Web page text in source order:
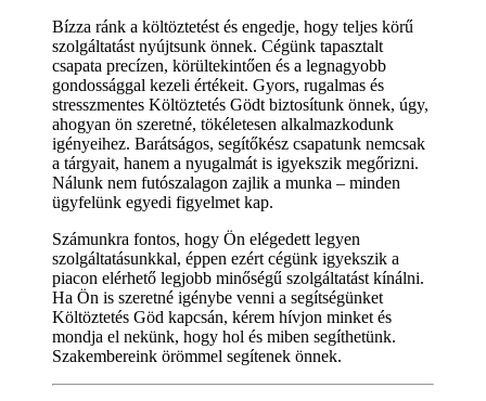
Bízza ránk a költöztetést és engedje, hogy teljes körű
szolgáltatást nyújtsunk önnek. Cégünk tapasztalt
csapata precízen, körültekintően és a legnagyobb
gondossággal kezeli értékeit. Gyors, rugalmas és
stresszmentes Költöztetés Gödt biztosítunk önnek, úgy,
ahogyan ön szeretné, tökéletesen alkalmazkodunk
igényeihez. Barátságos, segítőkész csapatunk nemcsak
a tárgyait, hanem a nyugalmát is igyekszik megőrizni.
Nálunk nem futószalagon zajlik a munka – minden
ügyfelünk egyedi figyelmet kap.
Számunkra fontos, hogy Ön elégedett legyen
szolgáltatásunkkal, éppen ezért cégünk igyekszik a
piacon elérhető legjobb minőségű szolgáltatást kínálni.
Ha Ön is szeretné igénybe venni a segítségünket
Költöztetés Göd kapcsán, kérem hívjon minket és
mondja el nekünk, hogy hol és miben segíthetünk.
Szakembereink örömmel segítenek önnek.